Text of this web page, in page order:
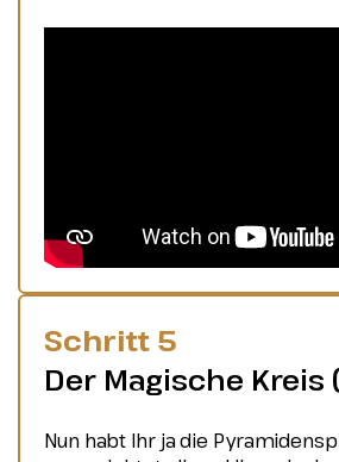
Schritt 5
Der Magische Kreis
Nun habt Ihr ja die